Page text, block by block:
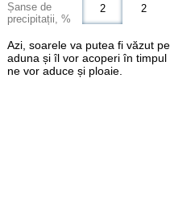
Șanse de
precipitații, %
2
2
Azi, soarele va putea fi văzut
aduna și îl vor acoperi în
ne vor aduce și ploaie.